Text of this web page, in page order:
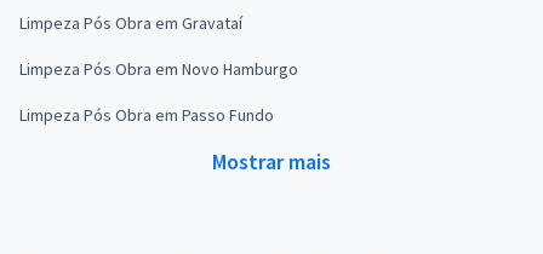
Limpeza Pós Obra em Gravataí
Limpeza Pós Obra em Novo Hamburgo
Limpeza Pós Obra em Passo Fundo
Mostrar mais